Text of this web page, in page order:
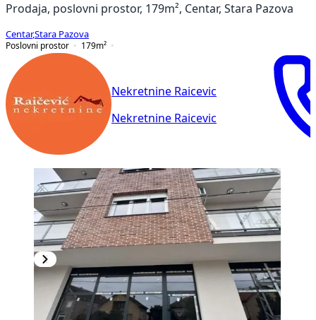
Prodaja, poslovni prostor, 179m², Centar, Stara Pazova
Centar,Stara Pazova
Poslovni prostor
179m²
Nekretnine Raicevic
Nekretnine Raicevic